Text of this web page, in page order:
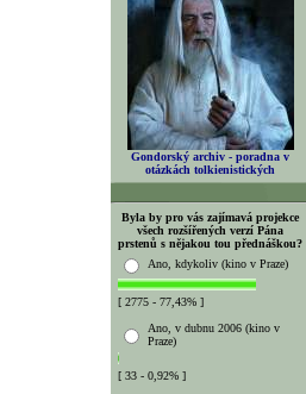
Gondorský archiv - poradna v
otázkách tolkienistických
Byla by pro vás zajímavá projekce
všech rozšířených verzí Pána
prstenů s nějakou tou přednáškou?
Ano, kdykoliv (kino v Praze)
[ 2775 - 77,43% ]
Ano, v dubnu 2006 (kino v
Praze)
[ 33 - 0,92% ]